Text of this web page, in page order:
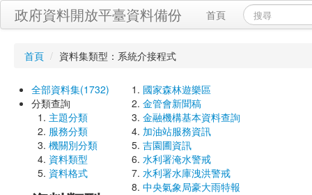
政府資料開放平臺資料備份 首頁
首頁 / 資料集類型：系統介接程式
全部資料集(1732)
分類查詢
主題分類
服務分類
機關別分類
資料類型
資料格式
國家森林遊樂區
金管會新聞稿
金融機構基本資料查詢
加油站服務資訊
吉園圃資訊
水利署淹水警戒
水利署水庫洩洪警戒
中央氣象局豪大雨特報